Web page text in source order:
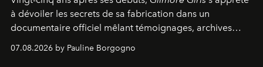
à dévoiler les secrets de sa fabrication dans un
documentaire officiel mêlant témoignages, archives
générationnel.
07.08.2026 by Pauline Borgogno